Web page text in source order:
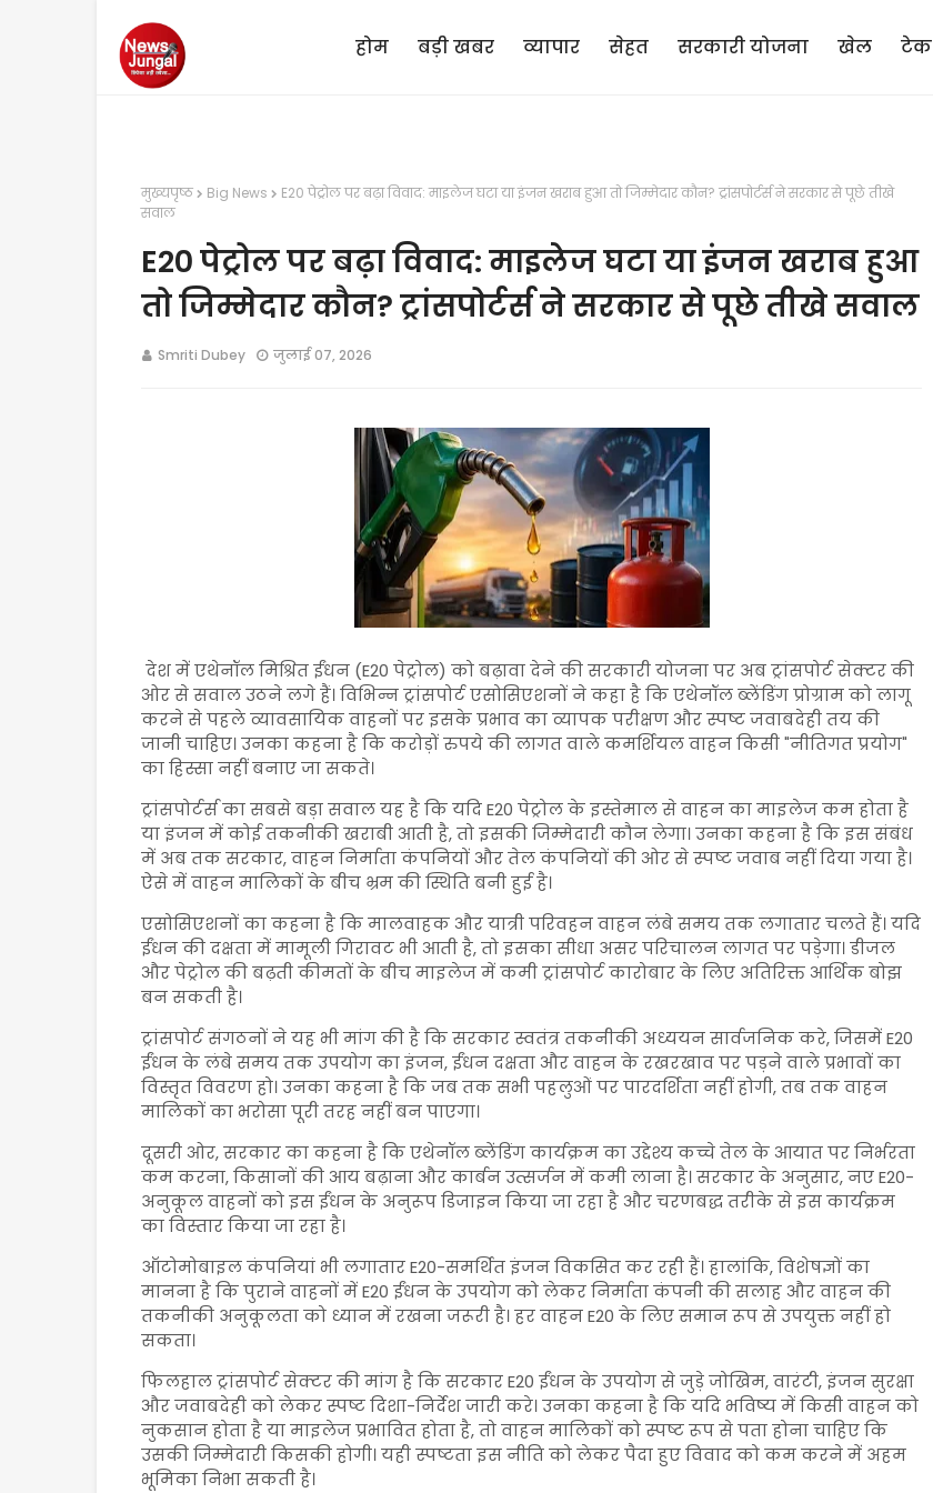
होम बड़ी खबर व्यापार सेहत सरकारी योजना खेल टेक
मुख्यपृष्ठ Big News
E20 पेट्रोल पर बढ़ा विवाद: माइलेज घटा या इंजन खराब हुआ तो जिम्मेदार कौन? ट्रांसपोर्टर्स ने सरकार से पूछे तीखे
सवाल
E20 पेट्रोल पर बढ़ा विवाद: माइलेज घटा या इंजन खराब हुआ
तो जिम्मेदार कौन? ट्रांसपोर्टर्स ने सरकार से पूछे तीखे सवाल
Smriti Dubey जुलाई 07, 2026
देश में एथेनॉल मिश्रित ईंधन (E20 पेट्रोल) को बढ़ावा देने की सरकारी योजना पर अब ट्रांसपोर्ट सेक्टर की
ओर से सवाल उठने लगे हैं। विभिन्न ट्रांसपोर्ट एसोसिएशनों ने कहा है कि एथेनॉल ब्लेंडिंग प्रोग्राम को लागू
करने से पहले व्यावसायिक वाहनों पर इसके प्रभाव का व्यापक परीक्षण और स्पष्ट जवाबदेही तय की
जानी चाहिए। उनका कहना है कि करोड़ों रुपये की लागत वाले कमर्शियल वाहन किसी "नीतिगत प्रयोग"
का हिस्सा नहीं बनाए जा सकते।
ट्रांसपोर्टर्स का सबसे बड़ा सवाल यह है कि यदि E20 पेट्रोल के इस्तेमाल से वाहन का माइलेज कम होता है
या इंजन में कोई तकनीकी खराबी आती है, तो इसकी जिम्मेदारी कौन लेगा। उनका कहना है कि इस संबंध
में अब तक सरकार, वाहन निर्माता कंपनियों और तेल कंपनियों की ओर से स्पष्ट जवाब नहीं दिया गया है।
ऐसे में वाहन मालिकों के बीच भ्रम की स्थिति बनी हुई है।
एसोसिएशनों का कहना है कि मालवाहक और यात्री परिवहन वाहन लंबे समय तक लगातार चलते हैं। यदि
ईंधन की दक्षता में मामूली गिरावट भी आती है, तो इसका सीधा असर परिचालन लागत पर पड़ेगा। डीजल
और पेट्रोल की बढ़ती कीमतों के बीच माइलेज में कमी ट्रांसपोर्ट कारोबार के लिए अतिरिक्त आर्थिक बोझ
बन सकती है।
ट्रांसपोर्ट संगठनों ने यह भी मांग की है कि सरकार स्वतंत्र तकनीकी अध्ययन सार्वजनिक करे, जिसमें E20
ईंधन के लंबे समय तक उपयोग का इंजन, ईंधन दक्षता और वाहन के रखरखाव पर पड़ने वाले प्रभावों का
विस्तृत विवरण हो। उनका कहना है कि जब तक सभी पहलुओं पर पारदर्शिता नहीं होगी, तब तक वाहन
मालिकों का भरोसा पूरी तरह नहीं बन पाएगा।
दूसरी ओर, सरकार का कहना है कि एथेनॉल ब्लेंडिंग कार्यक्रम का उद्देश्य कच्चे तेल के आयात पर निर्भरता
कम करना, किसानों की आय बढ़ाना और कार्बन उत्सर्जन में कमी लाना है। सरकार के अनुसार, नए E20-
अनुकूल वाहनों को इस ईंधन के अनुरूप डिजाइन किया जा रहा है और चरणबद्ध तरीके से इस कार्यक्रम
का विस्तार किया जा रहा है।
ऑटोमोबाइल कंपनियां भी लगातार E20-समर्थित इंजन विकसित कर रही हैं। हालांकि, विशेषज्ञों का
मानना है कि पुराने वाहनों में E20 ईंधन के उपयोग को लेकर निर्माता कंपनी की सलाह और वाहन की
तकनीकी अनुकूलता को ध्यान में रखना जरूरी है। हर वाहन E20 के लिए समान रूप से उपयुक्त नहीं हो
सकता।
फिलहाल ट्रांसपोर्ट सेक्टर की मांग है कि सरकार E20 ईंधन के उपयोग से जुड़े जोखिम, वारंटी, इंजन सुरक्षा
और जवाबदेही को लेकर स्पष्ट दिशा-निर्देश जारी करे। उनका कहना है कि यदि भविष्य में किसी वाहन को
नुकसान होता है या माइलेज प्रभावित होता है, तो वाहन मालिकों को स्पष्ट रूप से पता होना चाहिए कि
उसकी जिम्मेदारी किसकी होगी। यही स्पष्टता इस नीति को लेकर पैदा हुए विवाद को कम करने में अहम
भूमिका निभा सकती है।